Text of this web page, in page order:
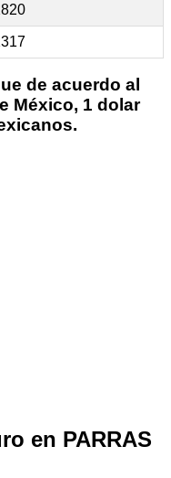
de acuerdo al
México, 1 dolar
en PARRAS